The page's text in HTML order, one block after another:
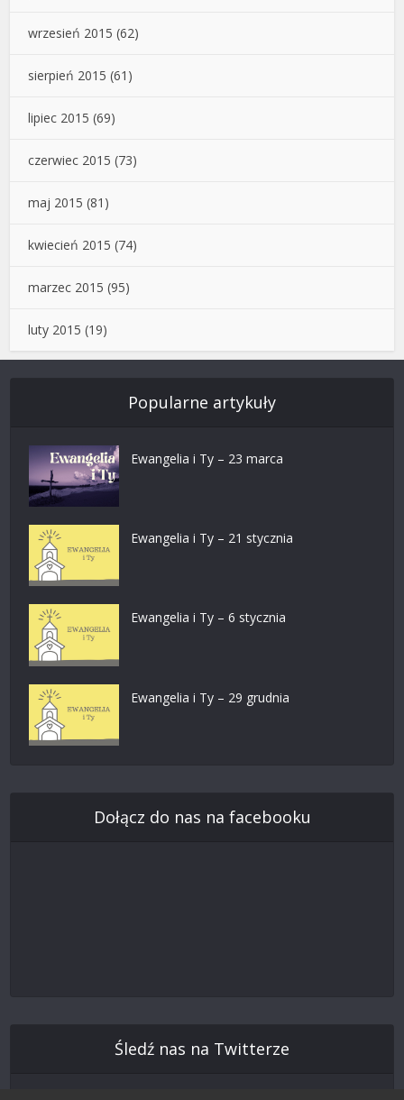
wrzesień 2015 (62)
sierpień 2015 (61)
lipiec 2015 (69)
czerwiec 2015 (73)
maj 2015 (81)
kwiecień 2015 (74)
marzec 2015 (95)
luty 2015 (19)
Popularne artykuły
Ewangelia i Ty – 23 marca
Ewangelia i Ty – 21 stycznia
Ewangelia i Ty – 6 stycznia
Ewangelia i Ty – 29 grudnia
Dołącz do nas na facebooku
Śledź nas na Twitterze